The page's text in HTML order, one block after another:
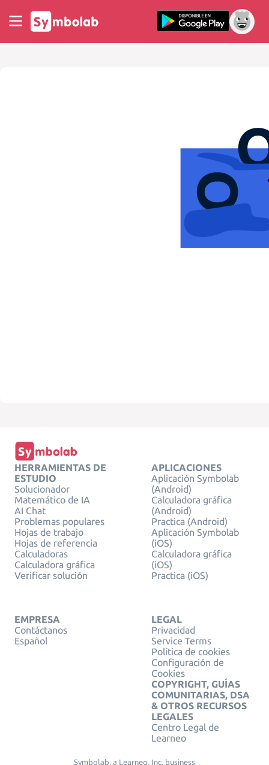
HERRAMIENTAS DE
ESTUDIO
Solucionador
Matemático de IA
AI Chat
Problemas populares
Hojas de trabajo
Hojas de referencia
Calculadoras
Calculadora gráfica
Verificar solución
APLICACIONES
Aplicación Symbolab
(Android)
Calculadora gráfica
(Android)
Practica (Android)
Aplicación Symbolab
(iOS)
Calculadora gráfica
(iOS)
Practica (iOS)
EMPRESA
Contáctanos
Español
LEGAL
Privacidad
Service Terms
Política de cookies
Configuración de
Cookies
COPYRIGHT, GUÍAS
COMUNITARIAS, DSA
& OTROS RECURSOS
LEGALES
Centro Legal de
Learneo
Symbolab, a Learneo, Inc. business